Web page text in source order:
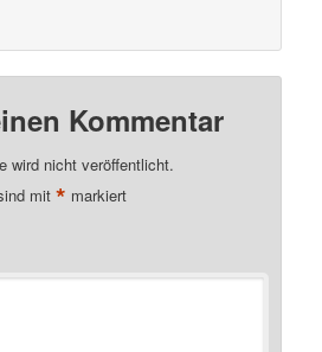
Kommentar
wird nicht veröffentlicht.
mit* markiert